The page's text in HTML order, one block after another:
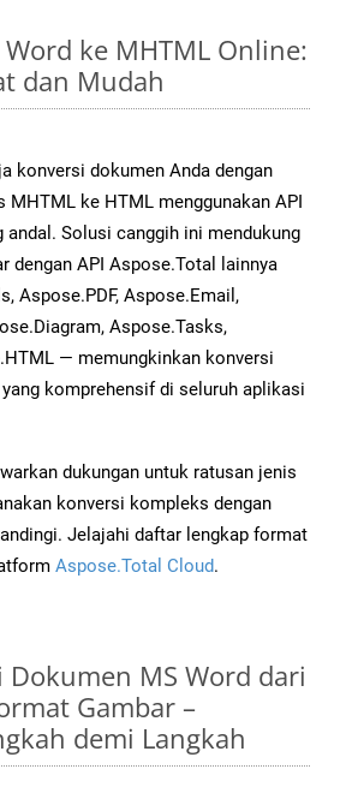
ke MHTML Online:
dan Mudah
konversi dokumen Anda dengan
MHTML ke HTML menggunakan API
andal. Solusi canggih ini mendukung
dengan API Aspose.Total lainnya
Aspose.PDF, Aspose.Email,
Aspose.Tasks,
— memungkinkan konversi
komprehensif di seluruh aplikasi
dukungan untuk ratusan jenis
konversi kompleks dengan
Jelajahi daftar lengkap format
Aspose.Total Cloud.
Dokumen MS Word dari
Gambar –
demi Langkah